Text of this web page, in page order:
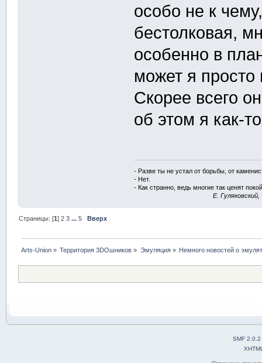
особо не к
бестолковая,
особенно в
может я просто
Скорее всего
об этом я как-
- Разве ты не устал от борьбы, от
- Нет.
- Как странно, ведь многие так ценят
E.
Страницы: [1]2 3 ...5 Вверх
Arts-Union » Территория 3DOшников » Эмуляция» Немного новостей о
SMF 2.0.2